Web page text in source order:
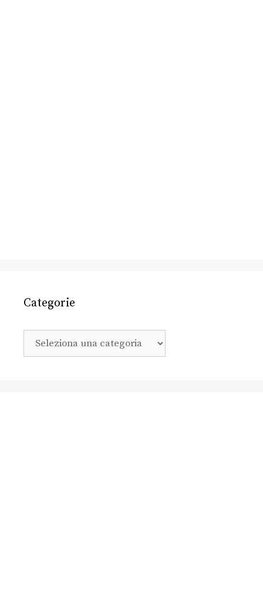
Categorie